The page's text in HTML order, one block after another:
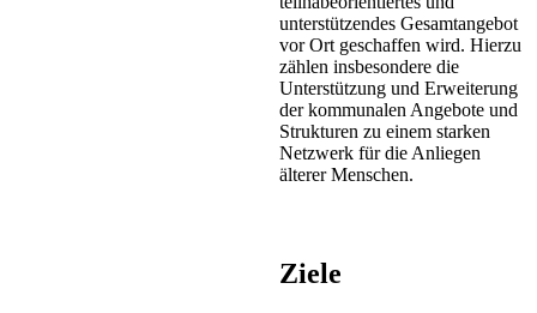
unterstützendes Gesamtangebot
vor Ort geschaffen wird. Hierzu
zählen insbesondere die
Unterstützung und Erweiterung
der kommunalen Angebote und
Strukturen zu einem starken
Netzwerk für die Anliegen
älterer Menschen.
Ziele